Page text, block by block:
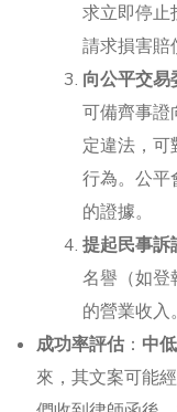
求立即停止
請求損害賠
向公平交易
可備齊事證
定違法，
行為。公平
的證據。
提起民事訴
名譽（如登
的營業收入。
成功率評估 ： 中
來，其文案可能